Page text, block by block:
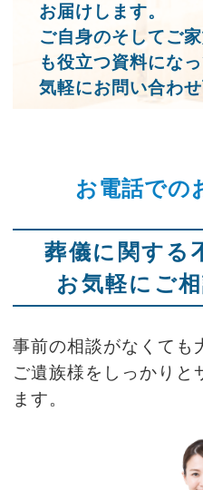
お届けします。
ご自身のそしてご
も役立つ資料にな
気軽にお問い合わせ
お電話での
葬儀に関する
お気軽にご
事前の相談がなくても
ご遺族様をしっかりと
ます。